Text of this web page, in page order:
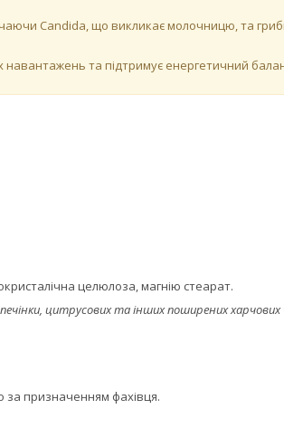
Candida, що викликає молочницю, та
навантажень та підтримує енергетичний
целюлоза, магнію стеарат.
цитрусових та інших поширених харчових
за призначенням фахівця.